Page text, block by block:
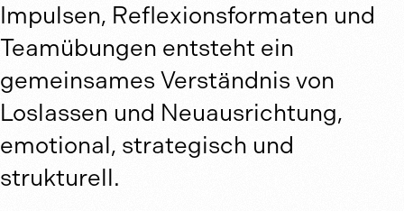
Impulsen, Reflexionsformaten und
Teamübungen entsteht ein
gemeinsames Verständnis von
Loslassen und Neuausrichtung,
emotional, strategisch und
strukturell.